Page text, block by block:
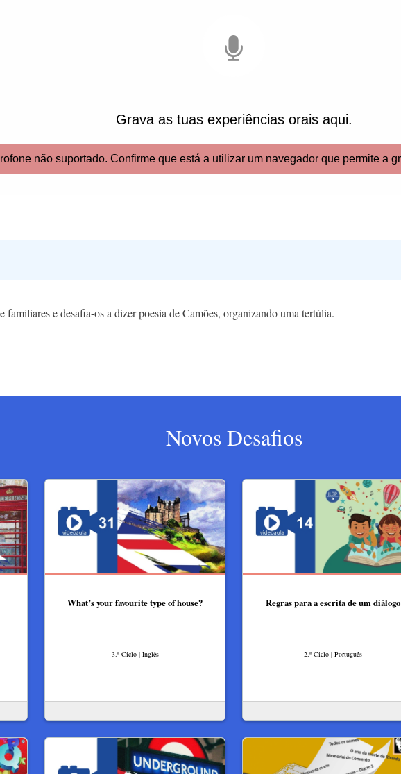
familiares e desafia-os a dizer poesia de Camões, organizando uma tertúlia.
Novos Desafios
What’s your favourite type of house?
3.º Ciclo | Inglês
Regras para a escrita de um diálogo
2.º Ciclo | Português